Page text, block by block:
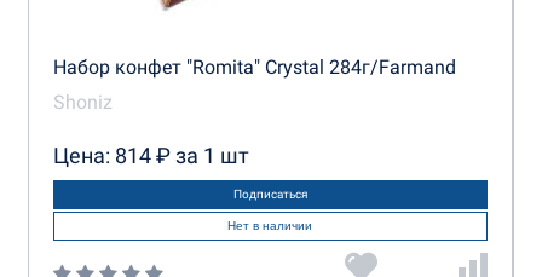
Набор конфет "Romita" Crystal 284г/Farmand
Shoniz
Цена: 814 ₽ за 1 шт
Подписаться
Нет в наличии